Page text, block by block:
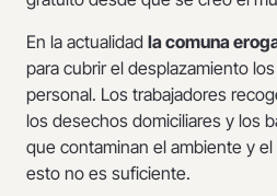
En la actualidad la comuna
para cubrir el desplazamiento
personal. Los trabajadores
los desechos domiciliares y los
que contaminan el ambiente y el
esto no es suficiente.